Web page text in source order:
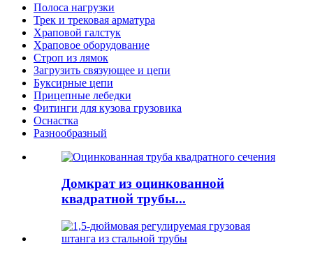
Полоса нагрузки
Трек и трековая арматура
Храповой галстук
Храповое оборудование
Строп из лямок
Загрузить связующее и цепи
Буксирные цепи
Прицепные лебедки
Фитинги для кузова грузовика
Оснастка
Разнообразный
Домкрат из оцинкованной
квадратной трубы...